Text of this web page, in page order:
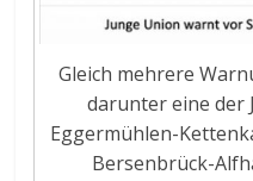
Gleich mehrere
darunter eine der
Eggermühlen-
Bersenbrück-